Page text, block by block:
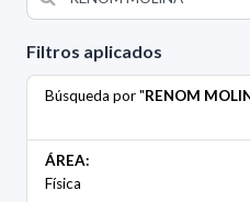
Filtros aplicados
Búsqueda por "RENOM
ÁREA:
Física